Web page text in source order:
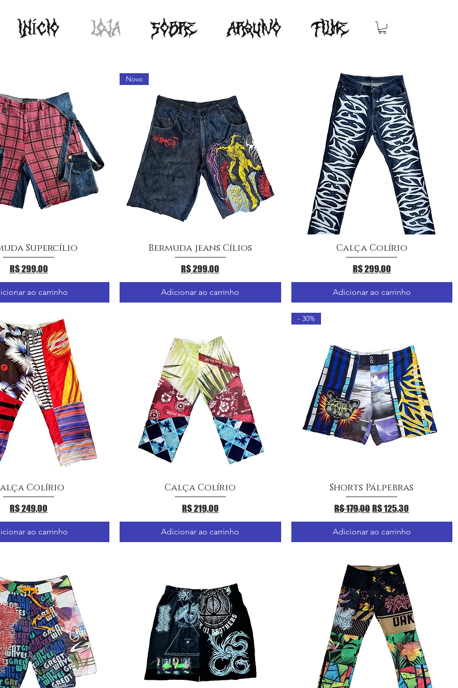
INÍCIO LOJA SOBRE ARQUIVO FILME
rápida
Supercílio
Preço
R$ 299,00
ao carrinho
Visualização rápida
Novo
Bermuda jeans Cílios
Preço
R$ 299,00
Adicionar ao carrinho
Visualização rápida
Calça Colírio
Preço
R$ 299,00
Adicionar ao carrinho
rápida
Colírio
Preço
R$ 249,00
ao carrinho
Visualização rápida
Calça Colírio
Preço
R$ 219,00
Adicionar ao carrinho
Visualização rápida
- 30%
Shorts Pálpebras
Preço normal
R$ 179,00Preço promocional
R$ 125,30
Adicionar ao carrinho